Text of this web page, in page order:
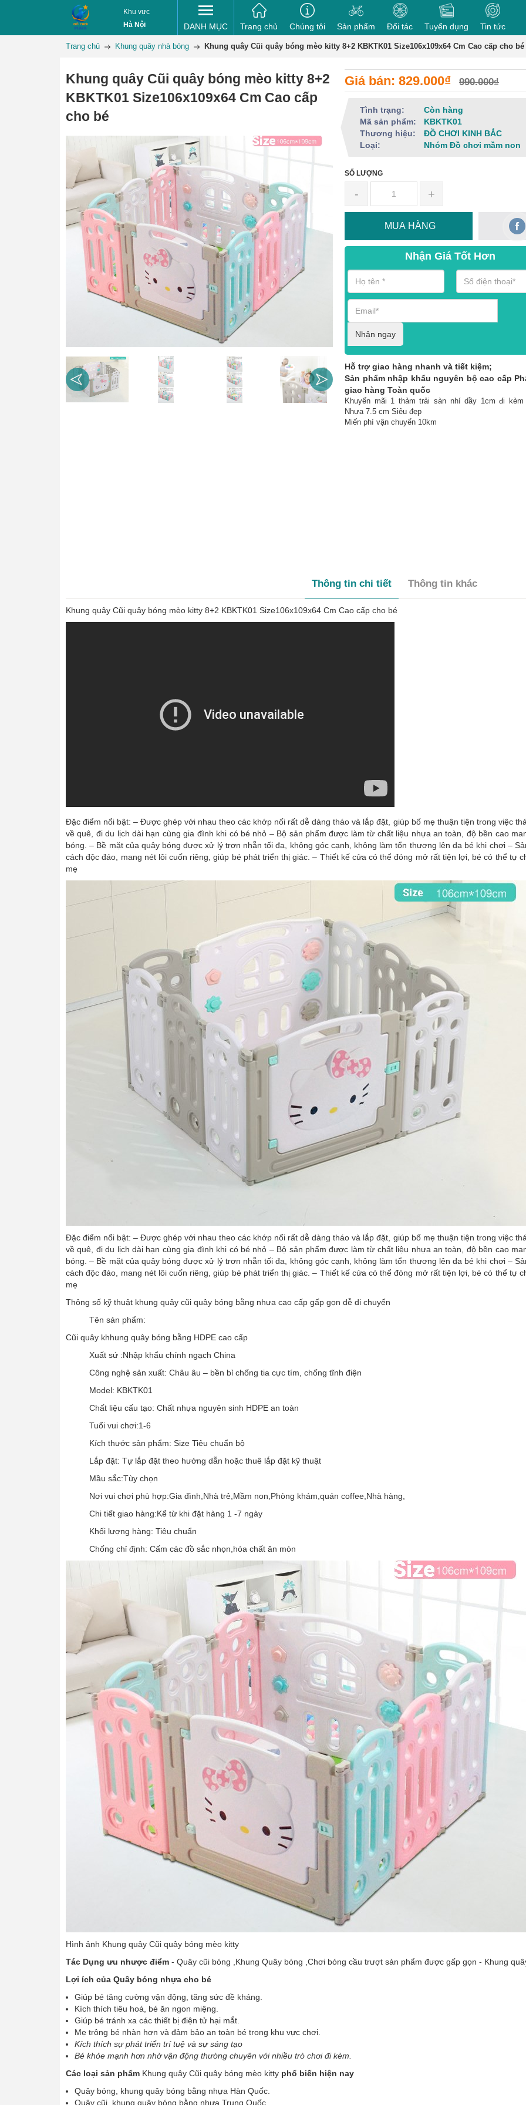
Khu vực
Hà Nội
DANH MỤC Trang chủ Chúng tôi Sản phẩm Đối tác Tuyển dụng Tin tức
Trang chủ Khung quây nhà bóng Khung quây Cũi quây bóng mèo kitty 8+2 KBKTK01 Size106x109x64 Cm Cao cấp cho bé
Khung quây Cũi quây bóng mèo kitty 8+2
KBKTK01 Size106x109x64 Cm Cao cấp
cho bé
Giá bán: 829.000₫ 990.000₫
Tình trạng:
Còn hàng
Mã sản phẩm:
KBKTK01
Thương hiệu:
ĐỒ CHƠI KINH BẮC
Loại:
Nhóm Đồ chơi mầm non
SỐ LƯỢNG
- +
MUA HÀNG
Nhận Giá Tốt Hơn
Nhận ngay
Hỗ trợ giao hàng nhanh và tiết kiệm;
Sản phẩm nhập khẩu nguyên bộ cao cấp
giao hàng Toàn quốc
Khuyến mãi 1 thảm trải sàn nhí dầy 1cm đi kèm
Nhựa 7.5 cm Siêu đẹp
Miến phí vận chuyển 10km
Thông tin chi tiết Thông tin khác
Khung quây Cũi quây bóng mèo kitty 8+2 KBKTK01 Size106x109x64 Cm Cao cấp cho bé
Đặc điểm nổi bật: – Được ghép với nhau theo các khớp nối rất dễ dàng tháo và lắp đặt, giúp bố mẹ thuận tiện trong việc
về quê, đi du lịch dài hạn cùng gia đình khi có bé nhỏ – Bộ sản phẩm được làm từ chất liệu nhựa an toàn, độ bền cao
bóng. – Bề mặt của quây bóng được xử lý trơn nhẵn tối đa, không góc cạnh, không làm tổn thương lên da bé khi chơi –
cách độc đáo, mang nét lôi cuốn riêng, giúp bé phát triển thị giác. – Thiết kế cửa có thể đóng mở rất tiện lợi, bé có thể tự
mẹ
Đặc điểm nổi bật: – Được ghép với nhau theo các khớp nối rất dễ dàng tháo và lắp đặt, giúp bố mẹ thuận tiện trong việc
về quê, đi du lịch dài hạn cùng gia đình khi có bé nhỏ – Bộ sản phẩm được làm từ chất liệu nhựa an toàn, độ bền cao
bóng. – Bề mặt của quây bóng được xử lý trơn nhẵn tối đa, không góc cạnh, không làm tổn thương lên da bé khi chơi –
cách độc đáo, mang nét lôi cuốn riêng, giúp bé phát triển thị giác. – Thiết kế cửa có thể đóng mở rất tiện lợi, bé có thể tự
mẹ
Thông số kỹ thuật khung quây cũi quây bóng bằng nhựa cao cấp gấp gọn dễ di chuyển
Tên sản phẩm:
Cũi quây khhung quây bóng bằng HDPE cao cấp
Xuất sứ :Nhập khẩu chính ngạch China
Công nghệ sản xuất: Châu âu – bền bỉ chống tia cực tím, chống tĩnh điện
Model: KBKTK01
Chất liệu cấu tạo: Chất nhựa nguyên sinh HDPE an toàn
Tuổi vui chơi:1-6
Kích thước sản phẩm: Size Tiêu chuẩn bộ
Lắp đặt: Tự lắp đặt theo hướng dẫn hoặc thuê lắp đặt kỹ thuật
Mầu sắc:Tùy chọn
Nơi vui chơi phù hợp:Gia đình,Nhà trẻ,Mầm non,Phòng khám,quán coffee,Nhà hàng,
Chi tiết giao hàng:Kể từ khi đặt hàng 1 -7 ngày
Khối lượng hàng: Tiêu chuẩn
Chống chỉ định: Cấm các đồ sắc nhọn,hóa chất ăn mòn
Hình ảnh Khung quây Cũi quây bóng mèo kitty
Tác Dụng ưu nhược điểm - Quây cũi bóng ,Khung Quây bóng ,Chơi bóng cầu trượt sản phẩm được gấp gọn - Khung
Lợi ích của Quây bóng nhựa cho bé
Giúp bé tăng cường vận động, tăng sức đề kháng.
Kích thích tiêu hoá, bé ăn ngon miệng.
Giúp bé tránh xa các thiết bị điện tử hại mắt.
Mẹ trông bé nhàn hơn và đảm bảo an toàn bé trong khu vực chơi.
Kích thích sự phát triển trí tuệ và sự sáng tạo
Bé khỏe mạnh hơn nhờ vận động thường chuyên với nhiều trò chơi đi kèm.
Các loại sản phẩm Khung quây Cũi quây bóng mèo kitty phổ biến hiện nay
Quây bóng, khung quây bóng bằng nhựa Hàn Quốc.
Quây cũi, khung quây bóng bằng nhựa Trung Quốc.